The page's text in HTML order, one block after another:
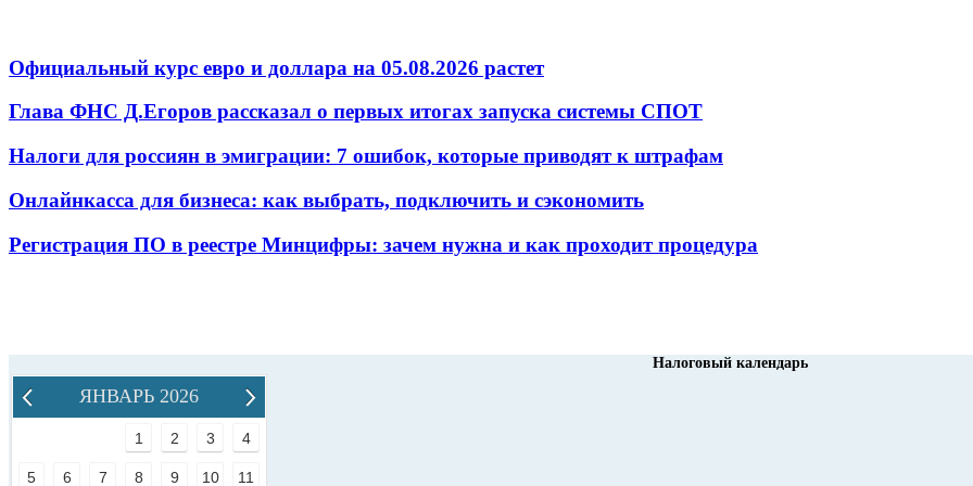
Официальный курс евро и доллара на 05.08.2026 растет
Глава ФНС Д.Егоров рассказал о первых итогах запуска системы СПОТ
Налоги для россиян в эмиграции: 7 ошибок, которые приводят к штрафам
Онлайнкасса для бизнеса: как выбрать, подключить и сэкономить
Регистрация ПО в реестре Минцифры: зачем нужна и как проходит процедура
Налоговый календарь
ЯНВАРЬ 2026
1 2 3 4
5 6 7 8 9 10 11